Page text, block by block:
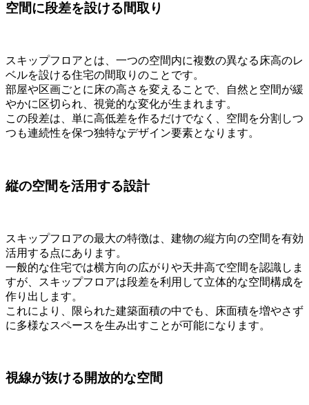
空間に段差を設ける間取り
スキップフロアとは、一つの空間内に複数の異なる床高のレ
ベルを設ける住宅の間取りのことです。
部屋や区画ごとに床の高さを変えることで、自然と空間が緩
やかに区切られ、視覚的な変化が生まれます。
この段差は、単に高低差を作るだけでなく、空間を分割しつ
つも連続性を保つ独特なデザイン要素となります。
縦の空間を活用する設計
スキップフロアの最大の特徴は、建物の縦方向の空間を有効
活用する点にあります。
一般的な住宅では横方向の広がりや天井高で空間を認識しま
すが、スキップフロアは段差を利用して立体的な空間構成を
作り出します。
これにより、限られた建築面積の中でも、床面積を増やさず
に多様なスペースを生み出すことが可能になります。
視線が抜ける開放的な空間